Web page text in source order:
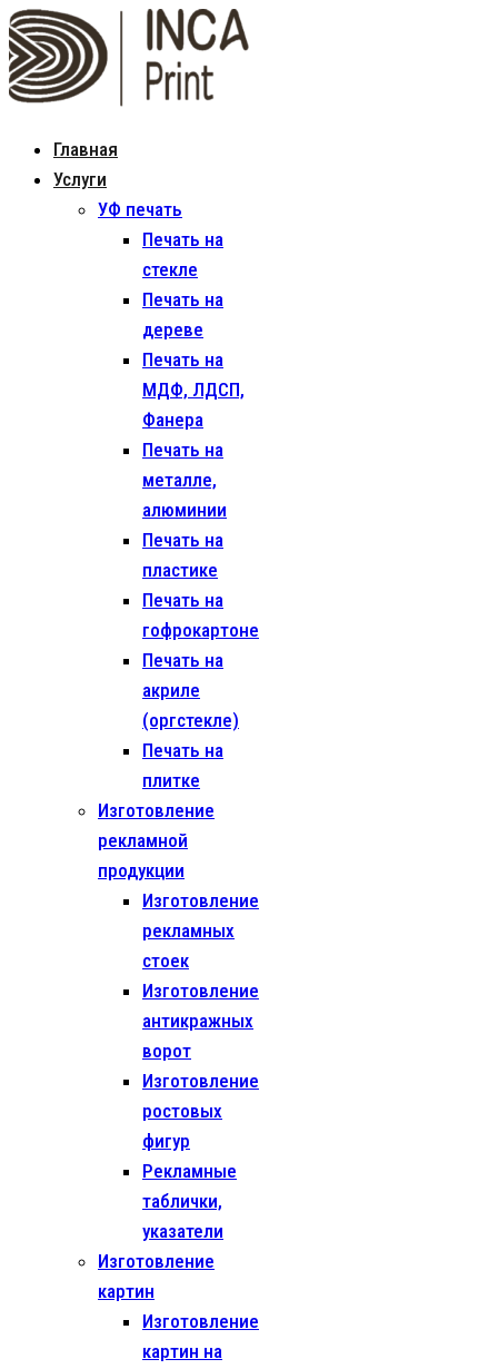
Главная
Услуги
УФ печать
Печать на
стекле
Печать на
дереве
Печать на
МДФ, ЛДСП,
Фанера
Печать на
металле,
алюминии
Печать на
пластике
Печать на
гофрокартоне
Печать на
акриле
(оргстекле)
Печать на
плитке
Изготовление
рекламной
продукции
Изготовление
рекламных
стоек
Изготовление
антикражных
ворот
Изготовление
ростовых
фигур
Рекламные
таблички,
указатели
Изготовление
картин
Изготовление
картин на